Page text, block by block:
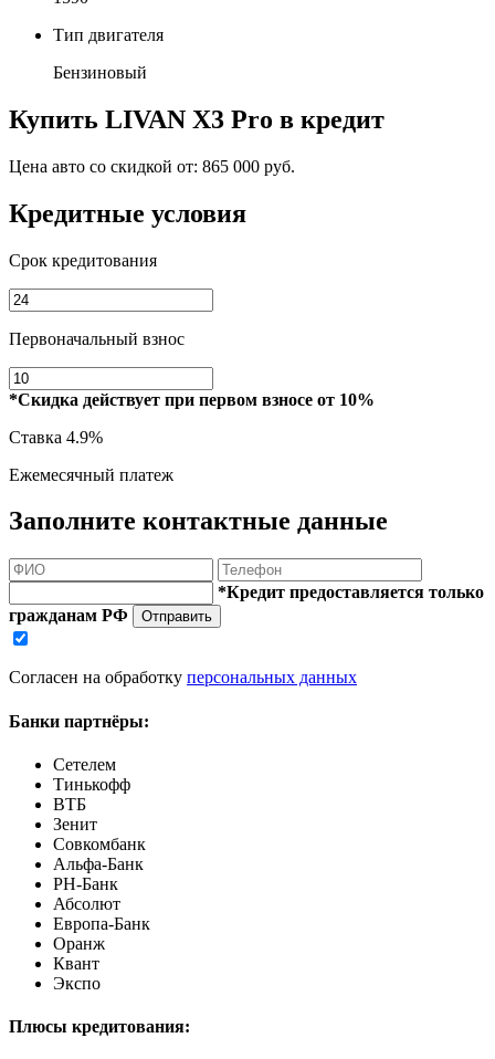
Тип двигателя
Бензиновый
Купить LIVAN X3 Pro в кредит
Цена авто со скидкой от: 865 000 руб.
Кредитные условия
Срок кредитования
Первоначальный взнос
*Скидка действует при первом взносе от 10%
Ставка 4.9%
Ежемесячный платеж
Заполните контактные данные
*Кредит предоставляется только
гражданам РФ
Отправить
Согласен на обработку персональных данных
Банки партнёры:
Сетелем
Тинькофф
ВТБ
Зенит
Совкомбанк
Альфа-Банк
РН-Банк
Абсолют
Европа-Банк
Оранж
Квант
Экспо
Плюсы кредитования: